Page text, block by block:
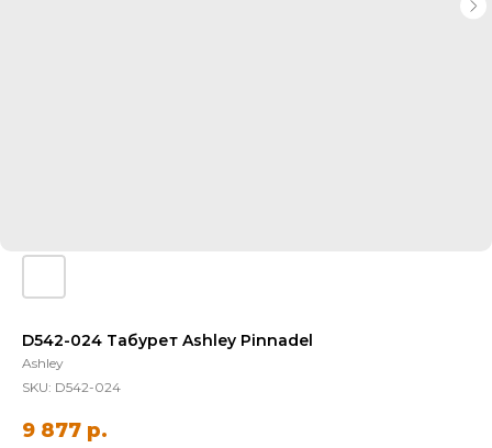
D542-024 Табурет Ashley Pinnadel
Ashley
SKU: D542-024
9 877 р.